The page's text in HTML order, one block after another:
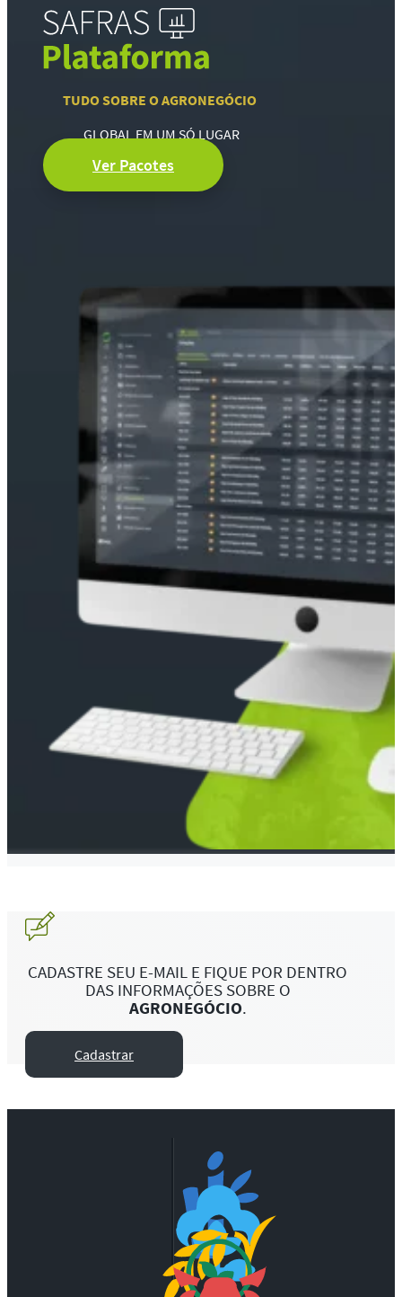
TUDO SOBRE O AGRONEGÓCIO
GLOBAL EM UM SÓ LUGAR
Ver Pacotes
CADASTRE SEU E-MAIL E FIQUE POR DENTRO
DAS INFORMAÇÕES SOBRE O
AGRONEGÓCIO.
Cadastrar